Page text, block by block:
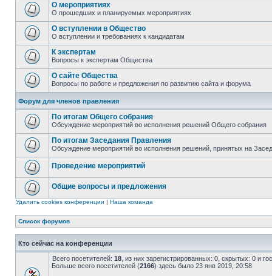
О мероприятиях
О прошедших и планируемых мероприятиях
О вступлении в Общество
О вступлении и требованиях к кандидатам
К экспертам
Вопросы к экспертам Общества
О сайте Общества
Вопросы по работе и предложения по развитию сайта и форума
Форум для членов правления
По итогам Общего собрания
Обсуждение мероприятий во исполнения решений Общего собрания
По итогам Заседания Правления
Обсуждение мероприятий во исполнения решений, принятых на
Проведение мероприятий
Общие вопросы и предложения
Удалить cookies конференции | Наша команда
Список форумов
Кто сейчас на конференции
Всего посетителей: 18 , из них зарегистрированных: 0, скрытых: 0 и
Больше всего посетителей (2166) здесь было 23 янв 2019, 20:58